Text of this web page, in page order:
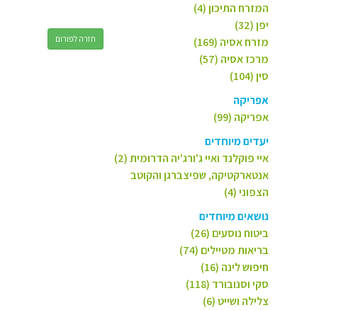
המזרח התיכון (4)
יפן (32)
מזרח אסיה (169)
מרכז אסיה (57)
סין (104)
אפריקה
אפריקה (99)
יעדים מיוחדים
איי פוקלנד ואיי ג'ורג'יה הדרומית (2)
אנטארקטיקה, שפיצברגן והקוטב
הצפוני (4)
נושאים מיוחדים
ביטוח נוסעים (26)
בריאות מטיילים (74)
חיפוש לינה (16)
סקי וסנובורד (118)
צלילה ושייט (6)
חזרה לפורום